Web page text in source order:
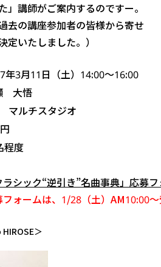
」講師がご案内するのですー。
去の講座参加者の皆様から寄せ
定いたしました。 ）
年3月11日（土）14:00～16:00
大悟
ルチスタジオ
程度
ラシック“逆引き”名曲事典」応募
フォームは、1/28（土）AM10:00
＞